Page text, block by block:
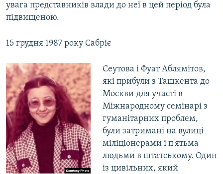
увага представників влади до неї в цей період була
підвищеною.
15 грудня 1987 року Сабріє
Сеутова і Фуат Аблямітов,
які прибули з Ташкента до
Москви для участі в
Міжнародному семінарі з
гуманітарних проблем,
були затримані на вулиці
міліціонерами і п'ятьма
людьми в штатському. Один
із цивільних, який